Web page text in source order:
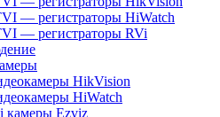
— регистраторы HiWatch
— регистраторы RVi
HikVision
HiWatch
камеры Ezviz